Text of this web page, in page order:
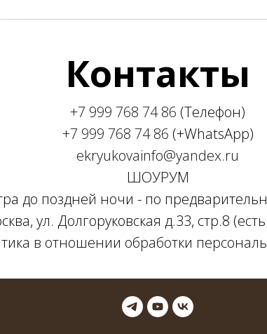
Контакты
+7 999 768 74 86 (Телефон)
+7 999 768 74 86 (+WhatsApp)
ekryukovainfo@yandex.ru
ШОУРУМ
до поздней ночи - по
ул. Долгоруковская д.33, стр.8
в отношении обработки